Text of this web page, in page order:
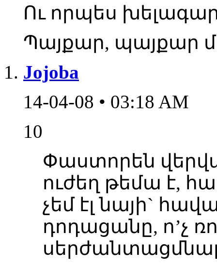
Ու որպես խելագար
Պայքար, պայքար
Jojoba
14-04-08 • 03:18 AM
10
Փաստորեն
ուժեղ թեմա է,
չեմ էլ նայի`
դոդացանը, ո’չ